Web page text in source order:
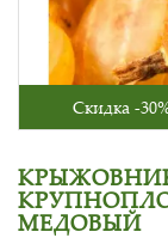
Скидка -
МЕДОВЫЙ